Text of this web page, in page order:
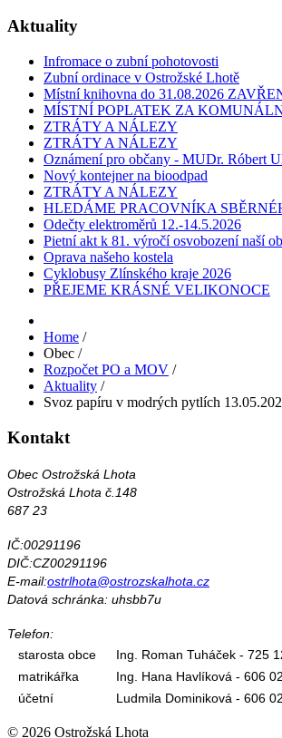
Aktuality
Infromace o zubní pohotovosti
Zubní ordinace v Ostrožské Lhotě
Místní knihovna do 31.08.2026
MÍSTNÍ POPLATEK ZA
ZTRÁTY A NÁLEZY
ZTRÁTY A NÁLEZY
Oznámení pro občany - MUDr. Róbert
Nový kontejner na bioodpad
ZTRÁTY A NÁLEZY
HLEDÁME PRACOVNÍKA
Odečty elektroměrů 12.-14.5.2026
Pietní akt k 81. výročí osvobození naší
Oprava našeho kostela
Cyklobusy Zlínského kraje 2026
PŘEJEME KRÁSNÉ VELIKONOCE
Home /
Obec /
Rozpočet PO a MOV /
Aktuality /
Svoz papíru v modrých pytlích
Kontakt
Obec Ostrožská Lhota
Ostrožská Lhota č.148
687 23
IČ:00291196
DIČ:CZ00291196
E-mail:ostrlhota@ostrozskalhota.cz
Datová schránka: uhsbb7u
Telefon:
starosta obce
Ing. Roman Tuháček - 725
matrikářka
Ing. Hana Havlíková - 606
účetní
Ludmila Dominiková - 606
© 2026 Ostrožská Lhota